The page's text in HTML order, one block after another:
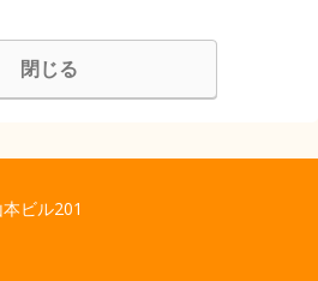
閉じる
ビル201